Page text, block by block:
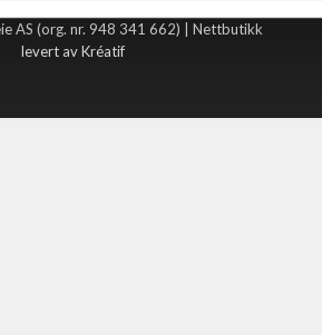
AS (org. nr. 948 341 662) | Nettbutikk
levert av Kréatif